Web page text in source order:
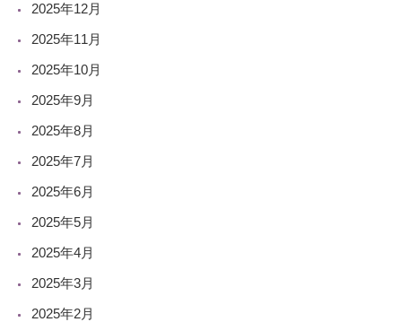
2025年12月
2025年11月
2025年10月
2025年9月
2025年8月
2025年7月
2025年6月
2025年5月
2025年4月
2025年3月
2025年2月